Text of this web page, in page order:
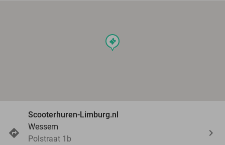
events
Scooterhuren-Limburg.nl
Wessem
Polstraat 1b